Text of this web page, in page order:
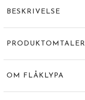
BESKRIVELSE
PRODUKTOMTALER
OM FLÅKLYPA